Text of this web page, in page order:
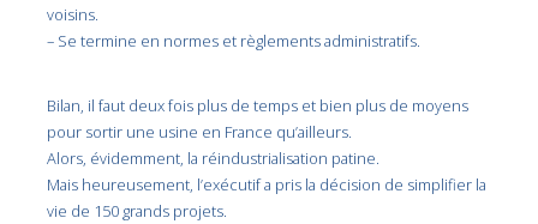
voisins.
– Se termine en normes et règlements administratifs.
Bilan, il faut deux fois plus de temps et bien plus de moyens
pour sortir une usine en France qu’ailleurs.
Alors, évidemment, la réindustrialisation patine.
Mais heureusement, l’exécutif a pris la décision de simplifier la
vie de 150 grands projets.